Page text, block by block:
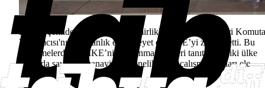
Benzer şekilde, Birleşik Arap Emirlikleri Kara Kuvvetleri
Yardımcısı'nın başkanlık ettiği heyet de MKE’yi ziyaret etti. Bu
görüşmelerde de MKE’nin savunma ürünleri tanıtıldı ve iki ülke
arasında savunma sanayisine yönelik ortak çalışma alanları ele
alındı.